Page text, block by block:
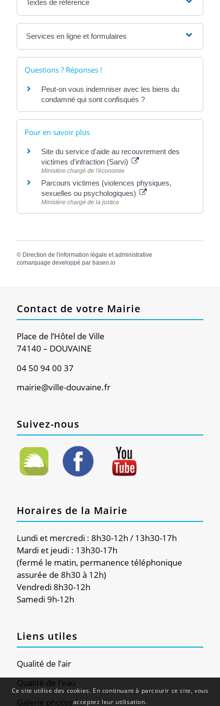
Textes de référence
Services en ligne et formulaires
Questions ? Réponses !
Peut-on vous indemniser avec les biens du
condamné qui sont confisqués ?
Pour en savoir plus
Site du service d'aide au recouvrement des
victimes d'infraction (Sarvi)
Ministère chargé de l'économie
Parcours victimes (violences physiques,
sexuelles ou psychologiques)
Ministère chargé de la justice
© Direction de l'information légale et administrative
comarquage developpé par baseo.io
Contact de votre Mairie
Place de l’Hôtel de Ville
74140 – DOUVAINE
04 50 94 00 37
mairie@ville-douvaine.fr
Suivez-nous
Horaires de la Mairie
Lundi et mercredi : 8h30-12h / 13h30-17h
Mardi et jeudi : 13h30-17h
(fermé le matin, permanence téléphonique
assurée de 8h30 à 12h)
Vendredi 8h30-12h
Samedi 9h-12h
Liens utiles
Qualité de l’air
Qualité de l’eau
Galerie photos
Ce site utilise des cookies. En continuant à parcourir ce site, vous
acceptez leur utilisation.